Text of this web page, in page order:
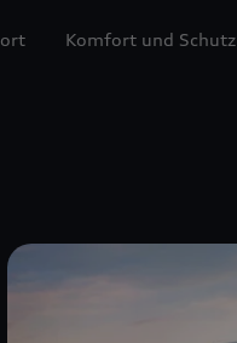
Komfort und Schutz